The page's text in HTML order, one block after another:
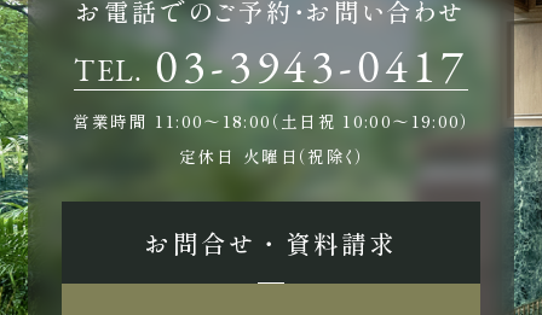
お電話でのご予約・お問い合わせ
TEL. 03-3943-0417
営業時間 11:00〜18:00（土日祝 10:00〜19:00）
定休日 火曜日（祝除く）
お問合せ ・ 資料請求